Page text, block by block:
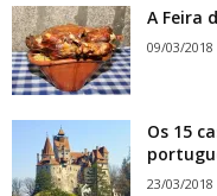
A Feira
09/03/2018
Os 15
23/03/2018